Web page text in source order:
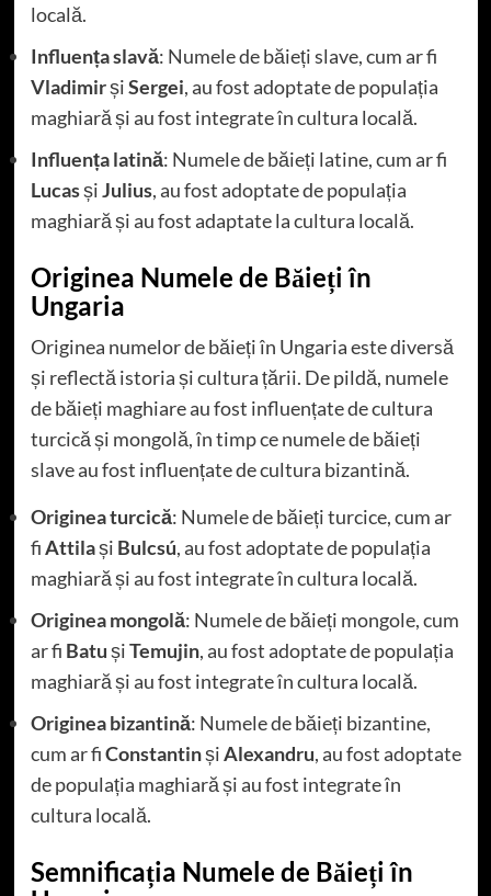
locală.
Influența slavă: Numele de băieți slave, cum ar fi
VladimirșiSergei, au fost adoptate de populația
maghiară și au fost integrate în cultura locală.
Influența latină: Numele de băieți latine, cum ar fi
LucasșiJulius, au fost adoptate de populația
maghiară și au fost adaptate la cultura locală.
Originea Numele de Băieți în
Ungaria
Originea numelor de băieți în Ungaria este diversă
și reflectă istoria și cultura țării. De pildă, numele
de băieți maghiare au fost influențate de cultura
turcică și mongolă, în timp ce numele de băieți
slave au fost influențate de cultura bizantină.
Originea turcică: Numele de băieți turcice, cum ar
fiAttilași Bulcsú, au fost adoptate de populația
maghiară și au fost integrate în cultura locală.
Originea mongolă: Numele de băieți mongole, cum
ar fi BatușiTemujin, au fost adoptate de populația
maghiară și au fost integrate în cultura locală.
Originea bizantină: Numele de băieți bizantine,
cum ar fiConstantinșiAlexandru, au fost adoptate
de populația maghiară și au fost integrate în
cultura locală.
Semnificația Numele de Băieți în